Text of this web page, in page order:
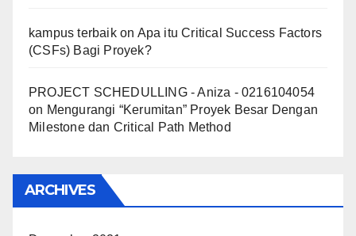
kampus terbaikon Apa itu Critical Success Factors
(CSFs) Bagi Proyek?
PROJECT SCHEDULLING - Aniza - 0216104054
on Mengurangi “Kerumitan” Proyek Besar Dengan
Milestone dan Critical Path Method
ARCHIVES